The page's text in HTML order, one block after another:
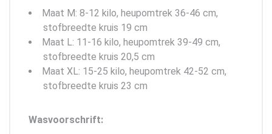
Maat M: 8-12 kilo, heupomtrek 36-46 cm,
stofbreedte kruis 19 cm
Maat L: 11-16 kilo, heupomtrek 39-49 cm,
stofbreedte kruis 20,5 cm
Maat XL: 15-25 kilo, heupomtrek 42-52 cm,
stofbreedte kruis 23 cm
Wasvoorschrift: